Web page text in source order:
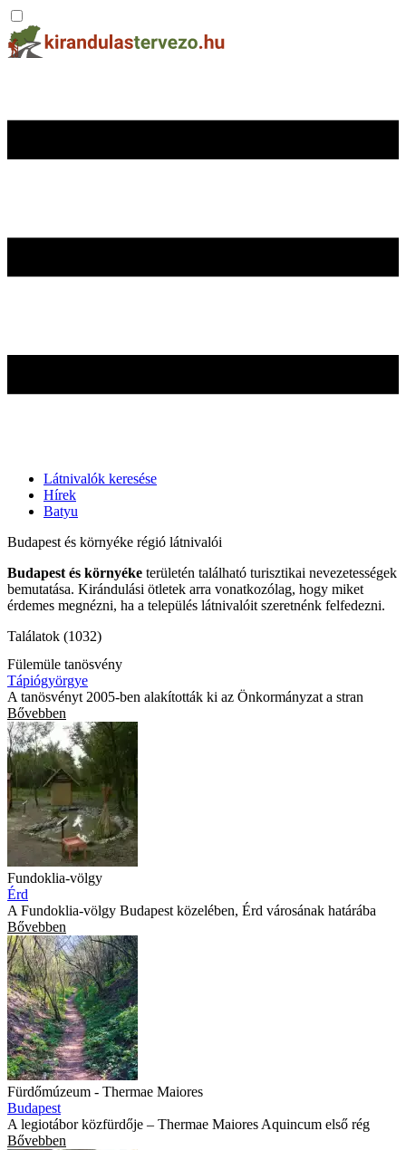
Látnivalók keresése
Hírek
Batyu
Budapest és környéke régió látnivalói
Budapest és környéke területén található turisztikai nevezetességek
bemutatása. Kirándulási ötletek arra vonatkozólag, hogy miket
érdemes megnézni, ha a település látnivalóit szeretnénk felfedezni.
Találatok (1032)
Fülemüle tanösvény
Tápiógyörgye
A tanösvényt 2005-ben alakították ki az Önkormányzat a stran
Bővebben
Fundoklia-völgy
Érd
A Fundoklia-völgy Budapest közelében, Érd városának határába
Bővebben
Fürdőmúzeum - Thermae Maiores
Budapest
A legiotábor közfürdője – Thermae Maiores Aquincum első rég
Bővebben